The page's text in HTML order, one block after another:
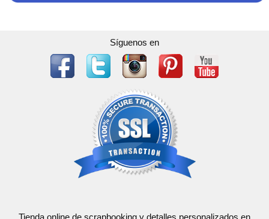
Síguenos en
Tienda online de scrapbooking y detalles personalizados en